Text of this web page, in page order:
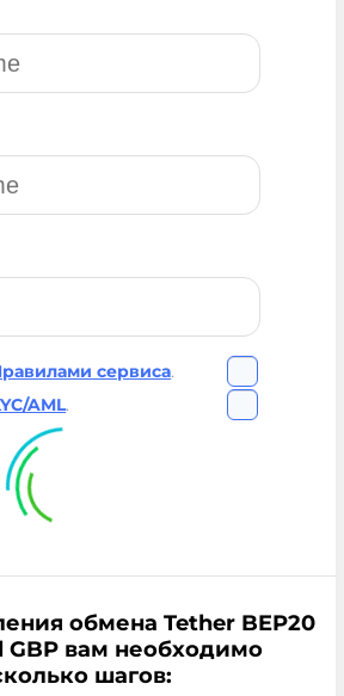
сервиса.
AML.
обмена Tether BEP20
GBP вам необходимо
шагов: